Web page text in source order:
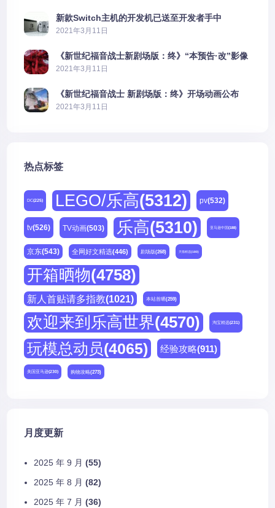
新款Switch主机的开发机已送至开发者手中
2021年3月11日
《新世纪福音战士新剧场版：终》“本预告·改”影像
公开
2021年3月11日
《新世纪福音战士 新剧场版：终》开场动画公布
2021年3月11日
热点标签
DC(225) LEGO/乐高(5312) pv(532)
tv(526) TV动画(503) 乐高(5310) 亚马逊中国(188)
京东(543) 全网好文精选(446) 剧场版(268) 天猫精选(180)
开箱晒物(4758)
新人首贴请多指教(1021) 本站首晒(259)
欢迎来到乐高世界(4570) 淘宝精选(231)
玩模总动员(4065) 经验攻略(911)
美国亚马逊(230) 购物攻略(273)
月度更新
2025 年 9 月 (55)
2025 年 8 月 (82)
2025 年 7 月 (36)